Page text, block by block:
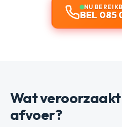
NU
BEL 085
Wat
afvoer?